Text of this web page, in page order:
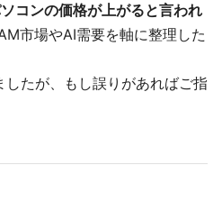
コンの価格が上がると言われ
市場やAI需要を軸に整理した
たが、もし誤りがあればご指